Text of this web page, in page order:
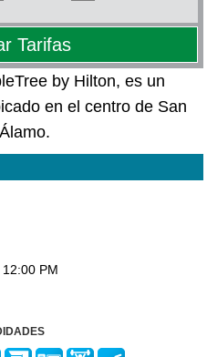
Tarifas
by Hilton, es un
en el centro de San
12:00 PM